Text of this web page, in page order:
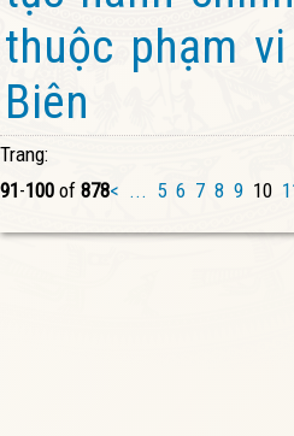
thuộc phạm
Biên
Trang:
91-100 of 878< ... 5 6 7 8 9 10